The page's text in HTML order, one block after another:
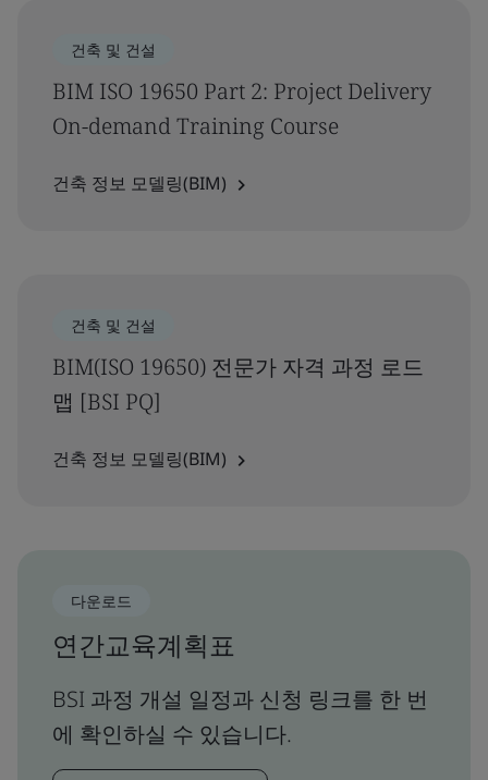
건축 및 건설
BIM ISO 19650 Part 2: Project Delivery
On-demand Training Course
건축 정보 모델링(BIM)
건축 및 건설
BIM(ISO 19650) 전문가 자격 과정 로드
맵 [BSI PQ]
건축 정보 모델링(BIM)
다운로드
연간교육계획표
BSI 과정 개설 일정과 신청 링크를 한 번
에 확인하실 수 있습니다.